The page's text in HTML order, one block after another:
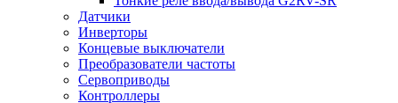
Датчики
Инверторы
Концевые выключатели
Преобразователи частоты
Сервоприводы
Контроллеры